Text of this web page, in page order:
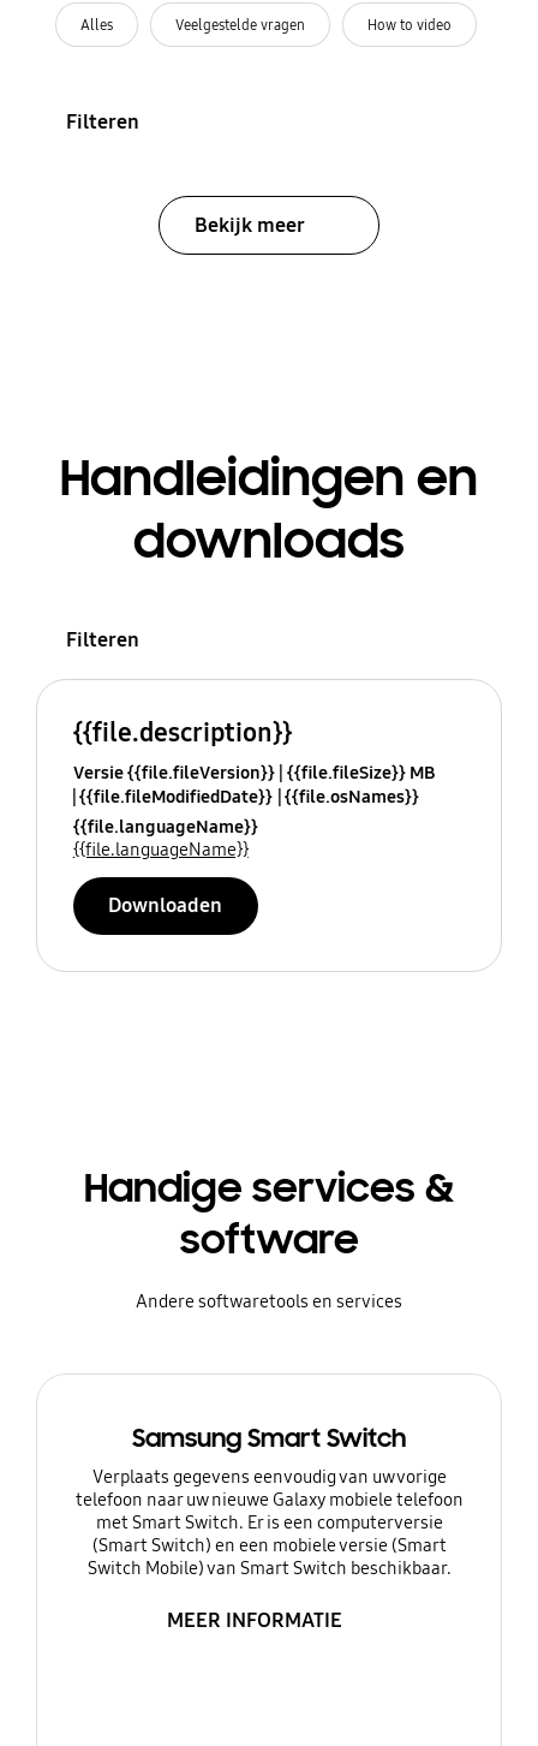
Alles Veelgestelde vragen How to video
Filteren
Bekijk meer
Handleidingen en
downloads
Filteren
{{file.description}}
Versie {{file.fileVersion}} {{file.fileSize}} MB
{{file.fileModifiedDate}} {{file.osNames}}
{{file.languageName}}
{{file.languageName}}
Downloaden
Handige services &
software
Andere softwaretools en services
Samsung Smart Switch
Verplaats gegevens eenvoudig van uw vorige
telefoon naar uw nieuwe Galaxy mobiele telefoon
met Smart Switch. Er is een computerversie
(Smart Switch) en een mobiele versie (Smart
Switch Mobile) van Smart Switch beschikbaar.
MEER INFORMATIE